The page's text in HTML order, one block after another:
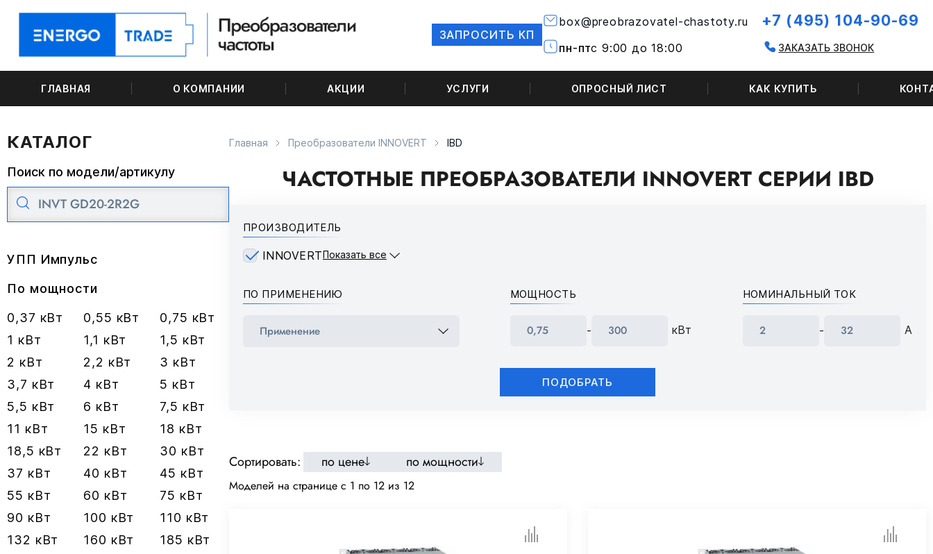
ЗАПРОСИТЬ КП
box@preobrazovatel-chastoty.ru +7 (495) 104-90-69
пн-птс 9:00 до 18:00 ЗАКАЗАТЬ ЗВОНОК
ГЛАВНАЯ О КОМПАНИИ АКЦИИ УСЛУГИ ОПРОСНЫЙ ЛИСТ КАК КУПИТЬ
КАТАЛОГ Главная Преобразователи INNOVERT IBD
Поиск по модели/артикулу
УПП Импульс
По мощности
0,37 кВт
0,55 кВт
0,75 кВт
1 кВт
1,1 кВт
1,5 кВт
2 кВт
2,2 кВт
3 кВт
3,7 кВт
4 кВт
5 кВт
5,5 кВт
6 кВт
7,5 кВт
11 кВт
15 кВт
18 кВт
18,5 кВт
22 кВт
30 кВт
37 кВт
40 кВт
45 кВт
55 кВт
60 кВт
75 кВт
90 кВт
100 кВт
110 кВт
132 кВт
160 кВт
185 кВт
ЧАСТОТНЫЕ ПРЕОБРАЗОВАТЕЛИ INNOVERT СЕРИИ IBD
ПРОИЗВОДИТЕЛЬ
INNOVERTПоказать все
ПО ПРИМЕНЕНИЮ МОЩНОСТЬ
- кВт
НОМИНАЛЬНЫЙ ТОК
- A
ПОДОБРАТЬ
Сортировать: по цене по мощности
Моделей на странице c 1 по 12 из 12